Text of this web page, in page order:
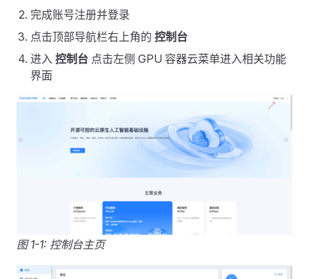
完成账号注册并登录
点击顶部导航栏右上角的 控制台
进入 控制台 点击左侧 GPU 容器云菜单进入相关功能
界面
图 1-1: 控制台主页